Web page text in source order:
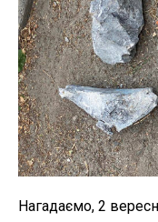
Нагадаємо, 2